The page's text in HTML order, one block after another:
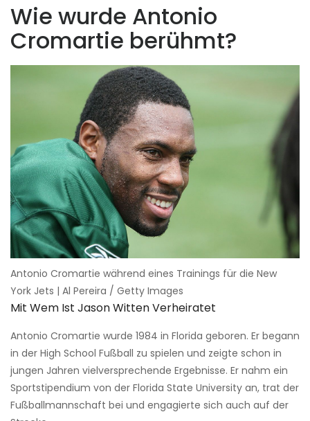
Wie wurde Antonio
Cromartie berühmt?
Antonio Cromartie während eines Trainings für die New
York Jets | Al Pereira / Getty Images
Mit Wem Ist Jason Witten Verheiratet
Antonio Cromartie wurde 1984 in Florida geboren. Er begann
in der High School Fußball zu spielen und zeigte schon in
jungen Jahren vielversprechende Ergebnisse. Er nahm ein
Sportstipendium von der Florida State University an, trat der
Fußballmannschaft bei und engagierte sich auch auf der